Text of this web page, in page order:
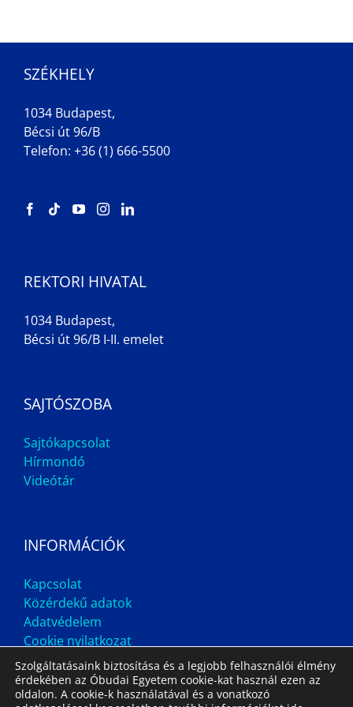
SZÉKHELY
1034 Budapest,
Bécsi út 96/B
Telefon: +36 (1) 666-5500
REKTORI HIVATAL
1034 Budapest,
Bécsi út 96/B I-II. emelet
SAJTÓSZOBA
Sajtókapcsolat
Hírmondó
Videótár
INFORMÁCIÓK
Kapcsolat
Közérdekű adatok
Adatvédelem
Cookie nyilatkozat
Szolgáltatásaink biztosítása és a legjobb felhasználói élmény
érdekében az Óbudai Egyetem cookie-kat használ ezen az
oldalon. A cookie-k használatával és a vonatkozó